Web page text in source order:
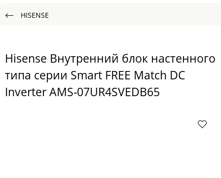
HISENSE
Hisense Внутренний блок настенного
типа серии Smart FREE Match DC
Inverter AMS-07UR4SVEDB65